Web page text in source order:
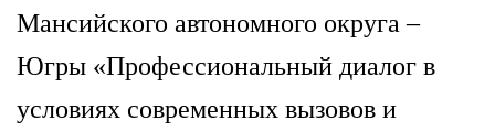
Мансийского автономного округа –
Югры «Профессиональный диалог в
условиях современных вызовов и